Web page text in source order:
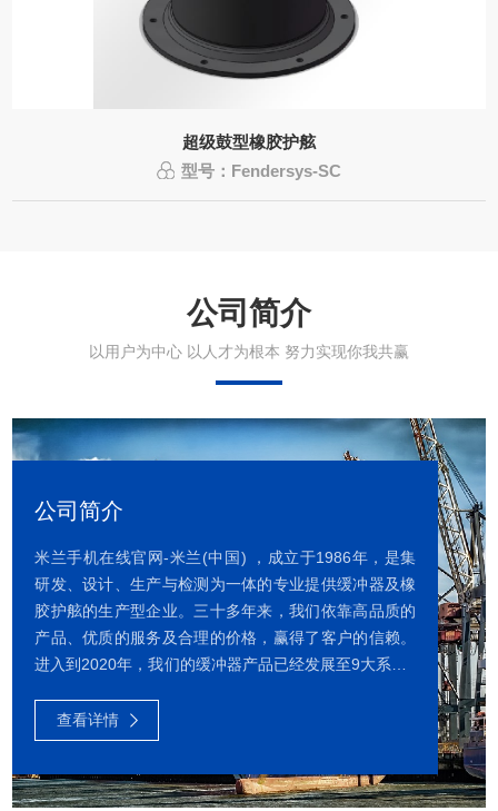
超级鼓型橡胶护舷
型号：Fendersys-SC
公司简介
以用户为中心 以人才为根本 努力实现你我共赢
公司简介
米兰手机在线官网-米兰(中国) ，成立于1986年，是集
研发、设计、生产与检测为一体的专业提供缓冲器及橡
胶护舷的生产型企业。三十多年来，我们依靠高品质的
产品、优质的服务及合理的价格，赢得了客户的信赖。
进入到2020年，我们的缓冲器产品已经发展至9大系列1
机在线官网-米兰(中国) 、复合缓冲器、弹簧缓冲器、橡
胶缓冲器、聚氨酯缓冲器等。我们还可以为客户提供定
制化的缓冲器产品和全面的售后服务。我们公司有多项
发明专利、有专业的技术与生产团队、中国首个专业的
查看详情